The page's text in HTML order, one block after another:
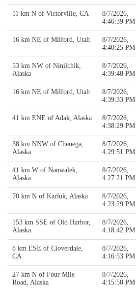
11 km N of Victorville, CA
8/7/2026,
4:46:39 PM
16 km NE of Milford, Utah
8/7/2026,
4:40:25 PM
53 km NW of Ninilchik,
Alaska
8/7/2026,
4:39:48 PM
16 km NE of Milford, Utah
8/7/2026,
4:39:33 PM
41 km ENE of Adak, Alaska
8/7/2026,
4:38:29 PM
38 km NNW of Chenega,
Alaska
8/7/2026,
4:29:51 PM
41 km W of Nanwalek,
Alaska
8/7/2026,
4:27:21 PM
70 km N of Karluk, Alaska
8/7/2026,
4:23:29 PM
153 km SSE of Old Harbor,
Alaska
8/7/2026,
4:18:42 PM
8 km ESE of Cloverdale,
CA
8/7/2026,
4:16:53 PM
27 km N of Four Mile
Road, Alaska
8/7/2026,
4:15:58 PM